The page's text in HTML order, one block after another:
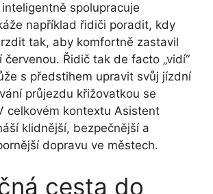
spolupracuje
například řidiči poradit, kdy
tak, aby komfortně zastavil
červenou. Řidič tak de facto „vidí“
s předstihem upravit svůj jízdní
průjezdu křižovatkou se
celkovém kontextu Asistent
klidnější, bezpečnější a
dopravu ve městech.
cesta do